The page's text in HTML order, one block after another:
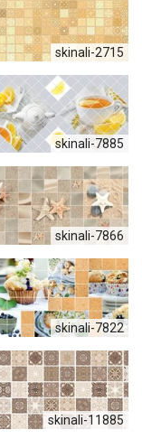
skinali-2715
skinali-7885
skinali-7866
skinali-7822
skinali-11885